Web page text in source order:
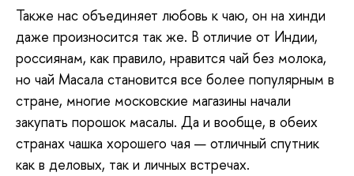
Также нас объединяет любовь к чаю, он на хинди
даже произносится так же. В отличие от Индии,
россиянам, как правило, нравится чай без молока,
но чай Масала становится все более популярным в
стране, многие московские магазины начали
закупать порошок масалы. Да и вообще, в обеих
странах чашка хорошего чая — отличный спутник
как в деловых, так и личных встречах.